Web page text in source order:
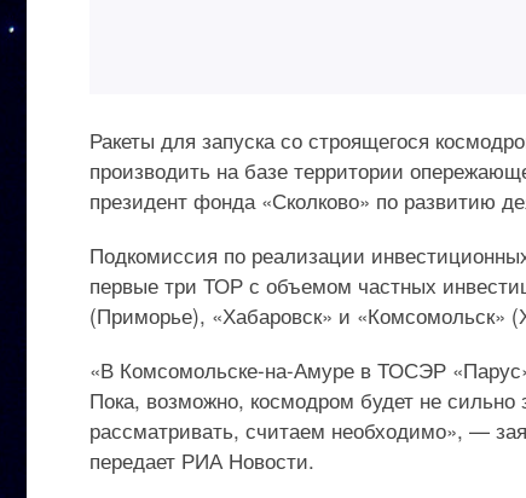
Ракеты для запуска со строящегося
производить на базе территории
президент фонда «Сколково» по развитию
Подкомиссия по реализации
первые три ТОР с объемом частных
(Приморье), «Хабаровск» и «Комсомольск»
«В Комсомольске-на-Амуре в ТОСЭР
Пока, возможно, космодром будет не
рассматривать, считаем необходимо», —
передает РИА Новости.